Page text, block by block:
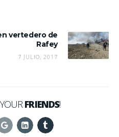
vertedero de
Rafey
7 JULIO, 2017
FRIENDS!